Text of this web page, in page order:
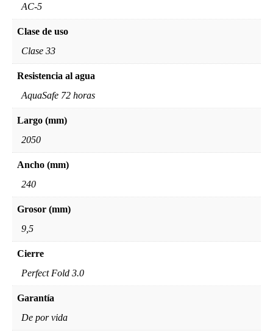
AC-5
Clase de uso
Clase 33
Resistencia al agua
AquaSafe 72 horas
Largo (mm)
2050
Ancho (mm)
240
Grosor (mm)
9,5
Cierre
Perfect Fold 3.0
Garantía
De por vida